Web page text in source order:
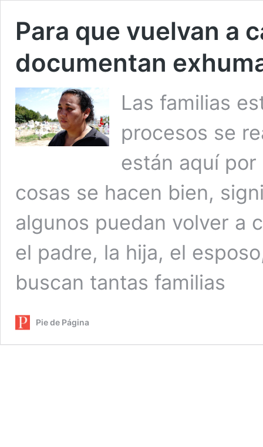
Para que vuelvan a
documentan
Las familias
procesos se
están aquí
cosas se hacen bien,
algunos puedan volver a
el padre, la hija, el
buscan tantas familias
Pie de Página